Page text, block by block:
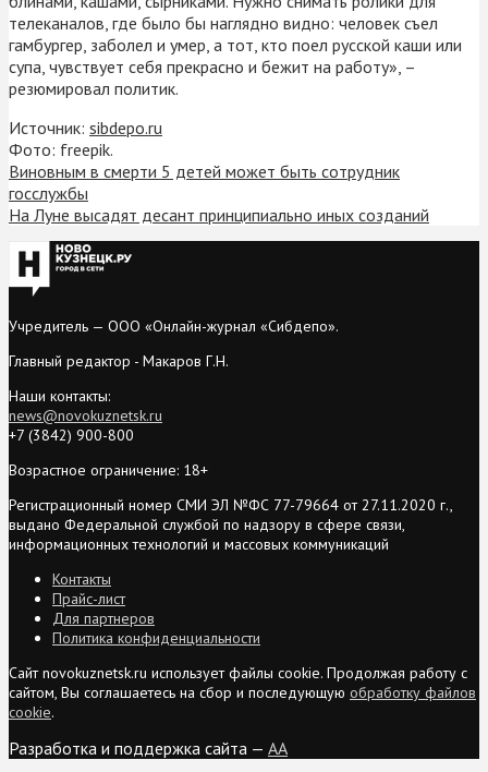
телеканалов, где было бы наглядно видно: человек съел
гамбургер, заболел и умер, а тот, кто поел русской каши или
супа, чувствует себя прекрасно и бежит на работу», –
резюмировал политик.
Источник: sibdepo.ru
Фото: freepik.
Виновным в смерти 5 детей может быть сотрудник
госслужбы
На Луне высадят десант принципиально иных созданий
Учредитель — ООО «Онлайн-журнал «Сибдепо».
Главный редактор - Макаров Г.Н.
Наши контакты:
news@novokuznetsk.ru
+7 (3842) 900-800
Возрастное ограничение: 18+
Регистрационный номер СМИ ЭЛ №ФС 77-79664 от 27.11.2020 г.,
выдано Федеральной службой по надзору в сфере связи,
информационных технологий и массовых коммуникаций
Контакты
Прайс-лист
Для партнеров
Политика конфиденциальности
Сайт novokuznetsk.ru использует файлы cookie. Продолжая работу с
сайтом, Вы соглашаетесь на сбор и последующую обработку файлов
cookie.
Разработка и поддержка сайта — AA